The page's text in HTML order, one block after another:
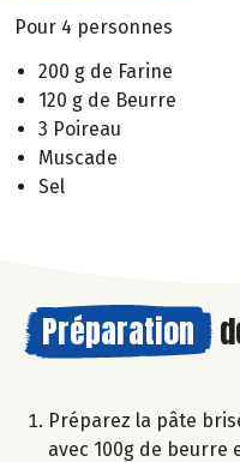
Pour 4 personnes
200 g de Farine
120 g de Beurre
3 Poireau
Muscade
Sel
Préparation
Préparez la pâte
avec 100g de beurre